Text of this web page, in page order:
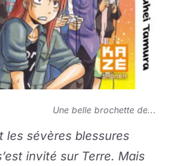
Une belle brochette de...
les sévères blessures
invité sur Terre. Mais